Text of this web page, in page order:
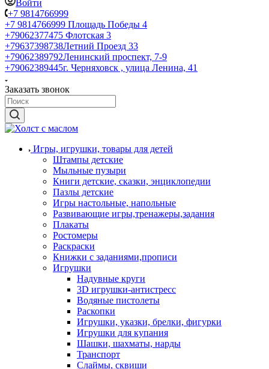
Войти
+7 9814766999
+7 9814766999 Площадь Победы 4
+79062377475 Флотская 3
+79637398738Летний Проезд 33
+79062389792Ленинский проспект, 7-9
+79062389445г. Черняховск , улица Ленина, 41
Заказать звонок
Игры, игрушки, товары для детей
Штампы детские
Мыльные пузыри
Книги детские, сказки, энциклопедии
Пазлы детские
Игры настольные, напольные
Развивающие игры,тренажеры,задания
Плакаты
Ростомеры
Раскраски
Книжки с заданиями,прописи
Игрушки
Надувные круги
3D игрушки-антистресс
Водяные пистолеты
Раскопки
Игрушки, указки, брелки, фигурки
Игрушки для купания
Шашки, шахматы, нарды
Транспорт
Слаймы, сквиши